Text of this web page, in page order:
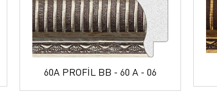
60A PROFİL BB - 60 A - 06